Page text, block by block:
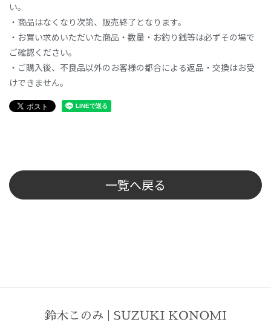
い。
・商品はなくなり次第、販売終了となります。
・お買い求めいただいた商品・数量・お釣り銭等は必ずその場で
ご確認ください。
・ご購入後、不良品以外のお客様の都合による返品・交換はお受
けできません。
一覧へ戻る